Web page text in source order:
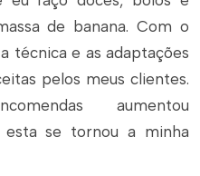
de banana. Com o
técnica e as adaptações
pelos meus clientes.
aumentou
esta se tornou a minha